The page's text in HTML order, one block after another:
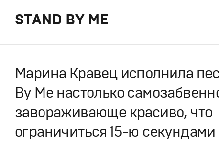
STAND BY ME
Марина Кравец исполнила
By Me настолько
завораживающе красиво, что
ограничиться 15-ю секундами